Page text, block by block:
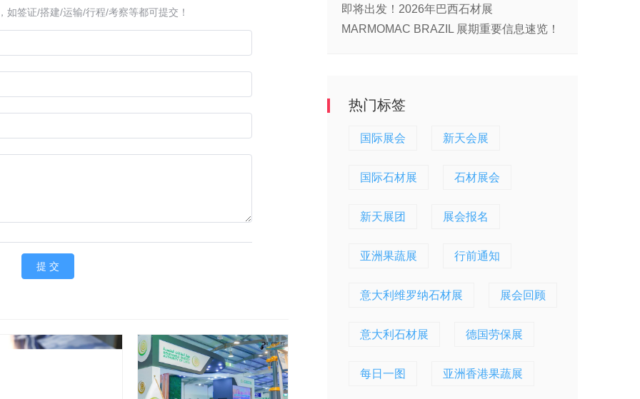
即将出发！2026年巴西石材展
MARMOMAC BRAZIL 展期重要信息速览！
热门标签
国际展会 新天会展
国际石材展 石材展会
新天展团 展会报名
亚洲果蔬展 行前通知
意大利维罗纳石材展 展会回顾
意大利石材展 德国劳保展
每日一图 亚洲香港果蔬展